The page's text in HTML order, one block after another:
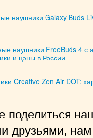
наушники Galaxy Buds
наушники FreeBuds 4 с
и цены в России
Creative Zen Air DOT:
поделиться
друзьями, нам